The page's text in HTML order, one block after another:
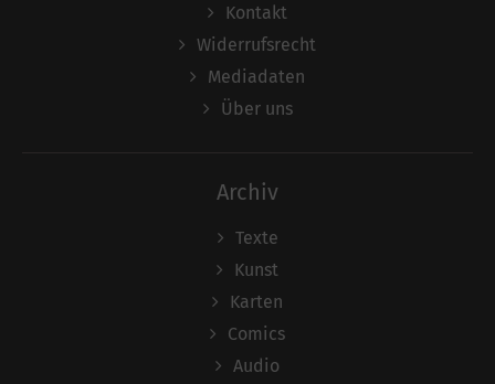
Kontakt
Widerrufsrecht
Mediadaten
Über uns
Archiv
Texte
Kunst
Karten
Comics
Audio